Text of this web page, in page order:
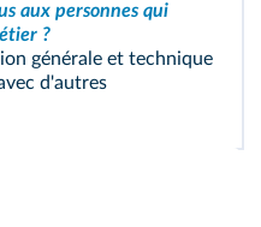
aux personnes qui
?
générale et technique
d'autres